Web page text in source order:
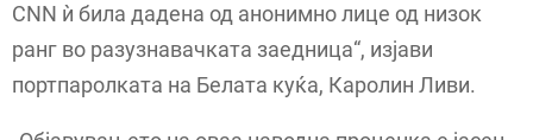
CNN ѝ била дадена од анонимно лице од низок
ранг во разузнавачката заедница“, изјави
портпаролката на Белата куќа, Каролин Ливи.